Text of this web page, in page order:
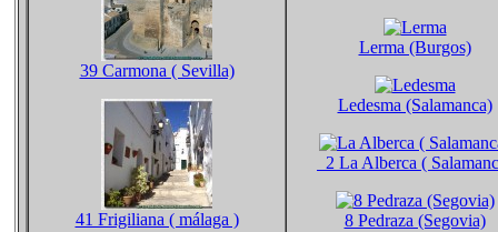
39 Carmona ( Sevilla)
41 Frigiliana ( málaga )
Lerma (Burgos)
Ledesma (Salamanca)
2 La Alberca (
8 Pedraza (Segovia)